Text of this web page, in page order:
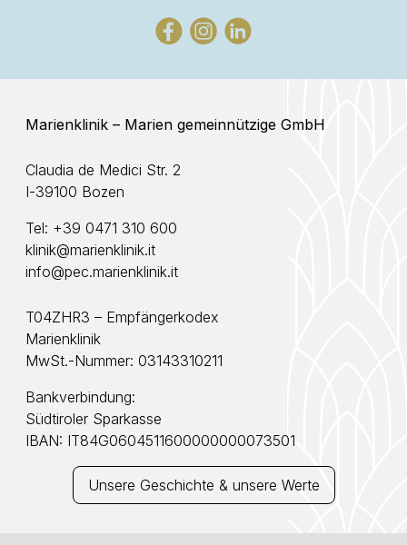
Marienklinik – Marien gemeinnützige GmbH
Claudia de Medici Str. 2
I-39100 Bozen
Tel: +39 0471 310 600
klinik@marienklinik.it
info@pec.marienklinik.it
T04ZHR3 – Empfängerkodex
Marienklinik
MwSt.-Nummer: 03143310211
Bankverbindung:
Südtiroler Sparkasse
IBAN: IT84G0604511600000000073501
Unsere Geschichte & unsere Werte